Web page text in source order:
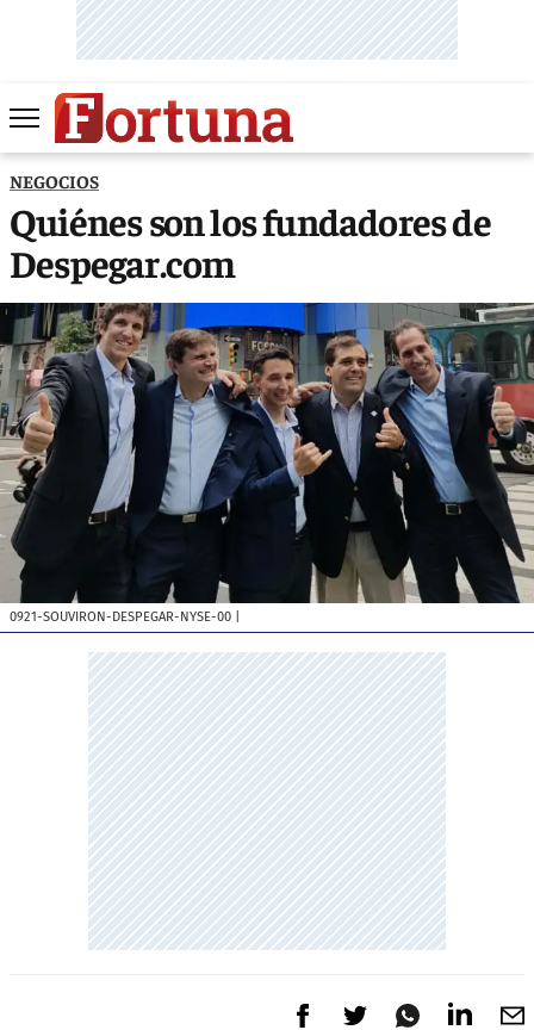
NEGOCIOS
Quiénes son los fundadores de
Despegar.com
0921-SOUVIRON-DESPEGAR-NYSE-00